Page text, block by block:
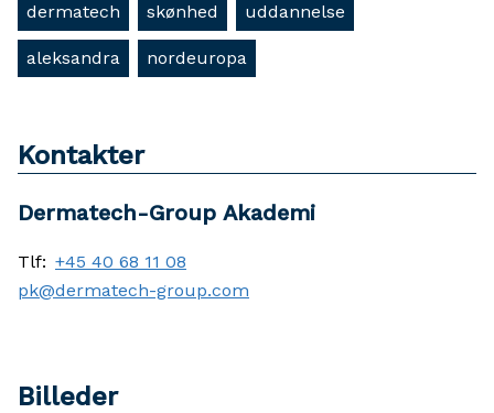
dermatech skønhed uddannelse
aleksandra nordeuropa
Kontakter
Dermatech-Group Akademi
Tlf: +45 40 68 11 08
pk@dermatech-group.com
Billeder